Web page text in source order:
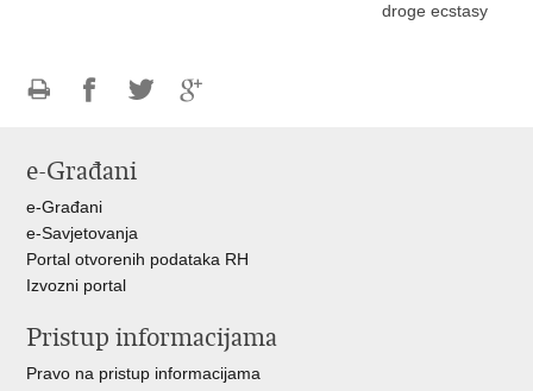
droge ecstasy
FacebookuTwitteru
e-Građani
e-Građani
e-Savjetovanja
Portal otvorenih podataka RH
Izvozni portal
Pristup informacijama
Pravo na pristup informacijama